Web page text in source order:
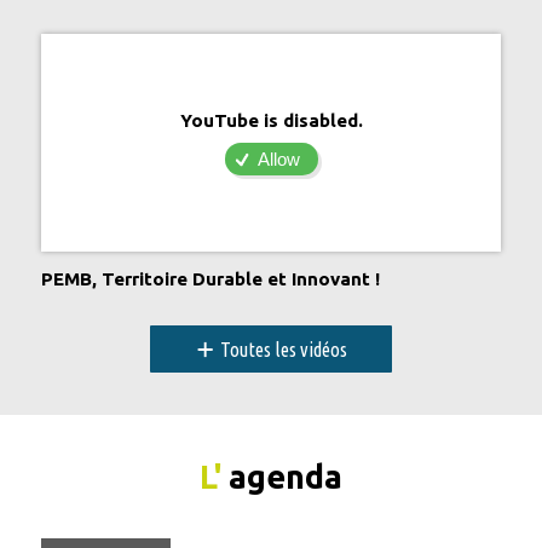
YouTube is disabled.
Allow
PEMB, Territoire Durable et Innovant !
+ Toutes les vidéos
L' agenda